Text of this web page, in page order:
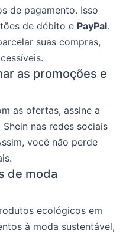
de pagamento. Isso
de débito e PayPal.
suas compras,
as promoções e
as ofertas, assine a
nas redes sociais
você não perde
de moda
ecológicos em
à moda sustentável,